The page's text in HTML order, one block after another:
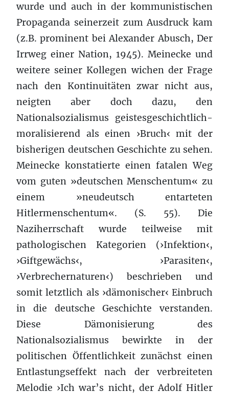
wurde und auch in der kommunistischen
Propaganda seinerzeit zum Ausdruck kam
(z.B. prominent bei Alexander Abusch, Der
Irrweg einer Nation, 1945). Meinecke und
weitere seiner Kollegen wichen der Frage
nach den Kontinuitäten zwar nicht aus,
neigten aber doch dazu, den
Nationalsozialismus geistesgeschichtlich-
moralisierend als einen ›Bruch‹ mit der
bisherigen deutschen Geschichte zu sehen.
Meinecke konstatierte einen fatalen Weg
vom guten »deutschen Menschentum« zu
einem »neudeutsch entarteten
Hitlermenschentum«. (S. 55). Die
Naziherrschaft wurde teilweise mit
pathologischen Kategorien (›Infektion‹,
›Giftgewächs‹, ›Parasiten‹,
›Verbrechernaturen‹) beschrieben und
somit letztlich als ›dämonischer‹ Einbruch
in die deutsche Geschichte verstanden.
Diese Dämonisierung des
Nationalsozialismus bewirkte in der
politischen Öffentlichkeit zunächst einen
Entlastungseffekt nach der verbreiteten
Melodie ›Ich war’s nicht, der Adolf Hitler